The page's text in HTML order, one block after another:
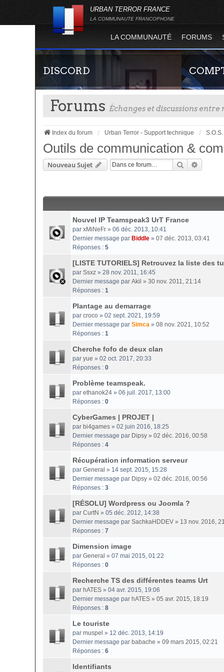
URBAN TERROR FRANCE
LA COMMUNAUTE FRANCOPHONE
LA COMMUNAUTÉ FORUMS
DISCORD
Rejoignez-nous sur le discord Urban Terror
Guide
Forums Échanges et discussions
Index du forum Urban Terror - Support technique
Outils de communication &
Nouveau Sujet Rechercher
Nouvel IP Teamspeak3 UrT France
par xMiNeFr » 06 déc. 2013, 10:41
Dernier message par Biddle » 07 déc. 2013, 03:41
Réponses : 5
[LISTE TUTORIELS] Retrouvez la liste des
par Ssxz » 28 nov. 2011, 16:45
Dernier message par Akil » 30 nov. 2011, 21:14
Réponses : 1
Plantage au demarrage
par croco » 02 sept. 2021, 19:59
Dernier message par Simca » 08 nov. 2021, 10:52
Réponses : 1
Cherche fofo de deux clan
par yue » 02 oct. 2017, 20:33
Réponses : 0
Problème teamspeak.
par ethanok24 » 06 juil. 2017, 13:00
Réponses : 0
CyberGames | PROJET |
par bi4games » 02 juin 2016, 18:25
Dernier message par Dipsy » 02 déc. 2016, 00:58
Réponses : 4
Récupération information serveur
par General » 14 sept. 2015, 15:28
Dernier message par Dipsy » 02 déc. 2016, 00:56
Réponses : 3
[RÉSOLU] Wordpress ou Joomla ?
par CurtN » 05 déc. 2012, 14:38
Dernier message par SachkaHDDEV » 13 nov. 2016,
Réponses : 7
Dimension image
par General » 07 mai 2015, 01:22
Réponses : 0
Recherche TS des différentes teams Urt
par hATES » 04 avr. 2015, 19:06
Dernier message par hATES » 05 avr. 2015, 18:19
Réponses : 8
Le touriste
par muspel » 12 déc. 2013, 14:19
Dernier message par babache » 09 mars 2015, 02:21
Réponses : 6
Identifiants